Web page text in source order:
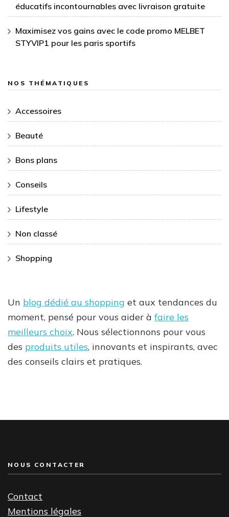
éducatifs incontournables avec livraison gratuite
Maximisez vos gains avec le code promo MELBET
STYVIP1 pour les paris sportifs
NOS THÉMATIQUES
Accessoires
Beauté
Bons plans
Conseils
Lifestyle
Non classé
Shopping
Un blog dédié au shopping et aux tendances du
moment, pensé pour vous aider à faire les
meilleurs choix. Nous sélectionnons pour vous
des produits utiles, innovants et inspirants, avec
des conseils clairs et pratiques.
NOUS CONTACTER
Contact
Mentions légales